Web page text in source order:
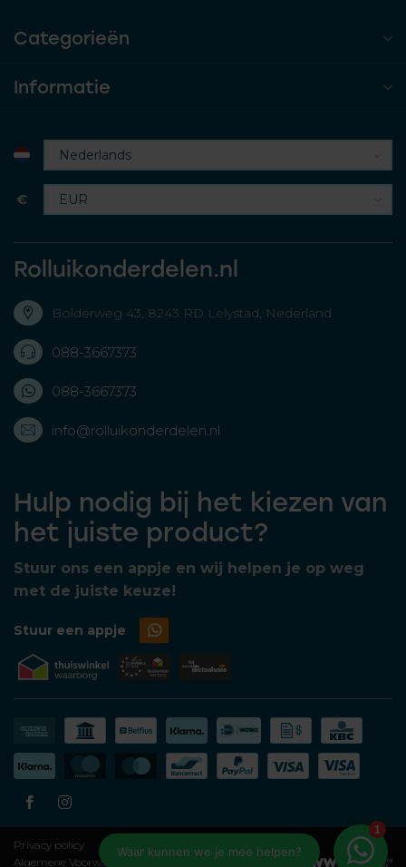
Categorieën
Informatie
€
Rolluikonderdelen.nl
Bolderweg 43, 8243 RD Lelystad, Nederland
088-3667373
088-3667373
info@rolluikonderdelen.nl
Hulp nodig bij het kiezen van
het juiste product?
Stuur ons een appje en wij helpen je op weg
met de juiste keuze!
Stuur een appje
Privacy policy
Algemene Voorwaarden